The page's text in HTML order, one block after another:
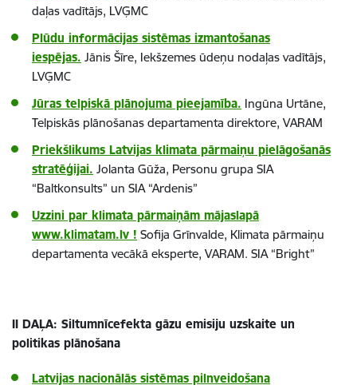
daļas vadītājs, LVĢMC
Plūdu informācijas sistēmas izmantošanas
iespējas. Jānis Šīre, Iekšzemes ūdeņu nodaļas vadītājs,
LVĢMC
Jūras telpiskā plānojuma pieejamība. Ingūna Urtāne,
Telpiskās plānošanas departamenta direktore, VARAM
Priekšlikums Latvijas klimata pārmaiņu pielāgošanās
stratēģijai. Jolanta Gūža, Personu grupa SIA
“Baltkonsults” un SIA “Ardenis”
Uzzini par klimata pārmaiņām mājaslapā
www.klimatam.lv ! Sofija Grīnvalde, Klimata pārmaiņu
departamenta vecākā eksperte, VARAM. SIA “Bright”
II DAĻA: Siltumnīcefekta gāzu emisiju uzskaite un
politikas plānošana
Latvijas nacionālās sistēmas pilnveidošana